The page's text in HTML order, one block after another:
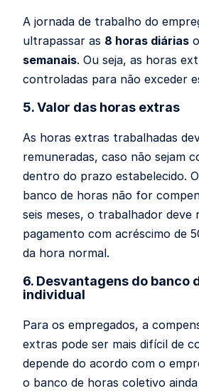
A jornada de trabalho do
ultrapassar as 8 horas diárias
semanais. Ou seja, as horas
controladas para não exceder
5. Valor das horas extras
As horas extras trabalhadas
remuneradas, caso não sejam
dentro do prazo estabelecido.
banco de horas não for
seis meses, o trabalhador deve
pagamento com acréscimo de
da hora normal.
6. Desvantagens do banco
individual
Para os empregados, a
extras pode ser mais difícil de
depende do acordo com o
o banco de horas coletivo